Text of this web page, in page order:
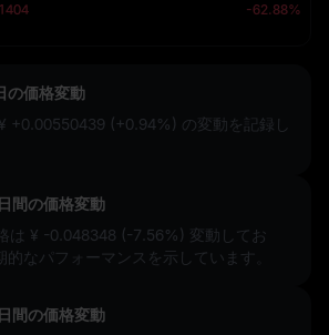
-62.88%
価格変動
¥ +0.00550439 (+0.94%) の変動を記録し
間の価格変動
は ¥ -0.048348 (-7.56%) 変動してお
的なパフォーマンスを示しています。
間の価格変動